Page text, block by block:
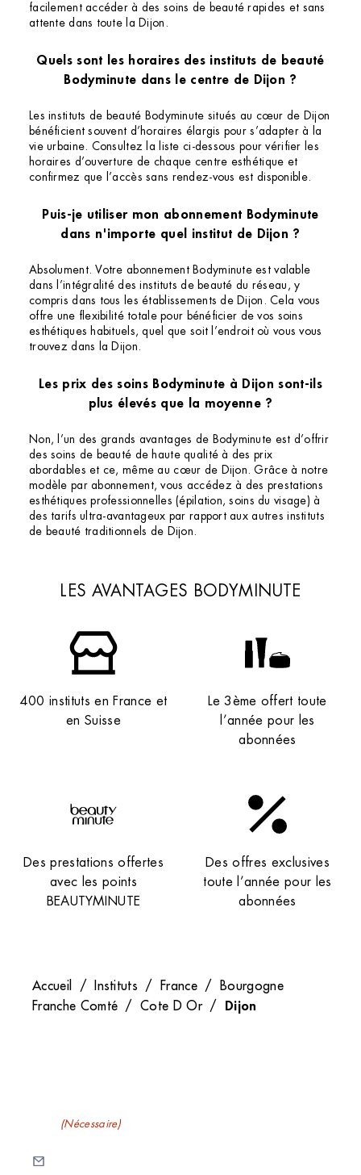
facilement accéder à des soins de beauté rapides et sans
attente dans toute la Dijon.
Quels sont les horaires des instituts de beauté
Bodyminute dans le centre de Dijon ?
Les instituts de beauté Bodyminute situés au cœur de Dijon
bénéficient souvent d’horaires élargis pour s’adapter à la
vie urbaine. Consultez la liste ci-dessous pour vérifier les
horaires d’ouverture de chaque centre esthétique et
confirmez que l’accès sans rendez-vous est disponible.
Puis-je utiliser mon abonnement Bodyminute
dans n'importe quel institut de Dijon ?
Absolument. Votre abonnement Bodyminute est valable
dans l’intégralité des instituts de beauté du réseau, y
compris dans tous les établissements de Dijon. Cela vous
offre une flexibilité totale pour bénéficier de vos soins
esthétiques habituels, quel que soit l’endroit où vous vous
trouvez dans la Dijon.
Les prix des soins Bodyminute à Dijon sont-ils
plus élevés que la moyenne ?
Non, l’un des grands avantages de Bodyminute est d’offrir
des soins de beauté de haute qualité à des prix
abordables et ce, même au cœur de Dijon. Grâce à notre
modèle par abonnement, vous accédez à des prestations
esthétiques professionnelles (épilation, soins du visage) à
des tarifs ultra-avantageux par rapport aux autres instituts
de beauté traditionnels de Dijon.
LES AVANTAGES BODYMINUTE
400 instituts en France et
en Suisse
Le 3ème offert toute
l’année pour les
abonnées
Des prestations offertes
avec les points
BEAUTYMINUTE
Des offres exclusives
toute l’année pour les
abonnées
Accueil / Instituts / France /
Bourgogne
Franche Comté / Cote D Or / Dijon
(Nécessaire)